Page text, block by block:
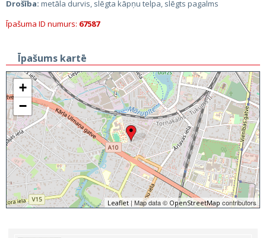
Drošība: metāla durvis, slēgta kāpņu telpa, slēgts pagalms
Īpašuma ID numurs: 67587
Īpašums kartē
+
−
Leaflet| Map data © OpenStreetMap contributors